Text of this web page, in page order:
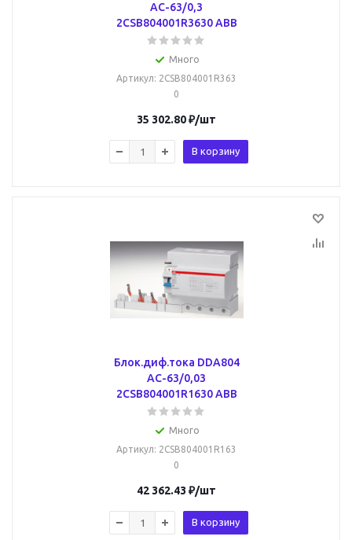
AC-63/0,3
2CSB804001R3630 ABB
Много
Артикул: 2CSB804001R363
0
35 302.80₽/шт
В корзину
Блок.диф.тока DDA804
AC-63/0,03
2CSB804001R1630 ABB
Много
Артикул: 2CSB804001R163
0
42 362.43 ₽/шт
В корзину